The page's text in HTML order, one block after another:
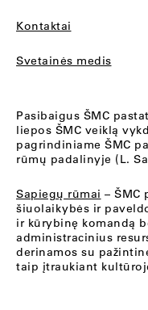
Kontaktai
Svetainės medis
Pasibaigus ŠMC
liepos ŠMC veiklą
pagrindiniame ŠMC
rūmų padalinyje (L.
Sapiegų rūmai – ŠMC
šiuolaikybės ir
ir kūrybinę komandą
administracinius
derinamos su
taip įtraukiant